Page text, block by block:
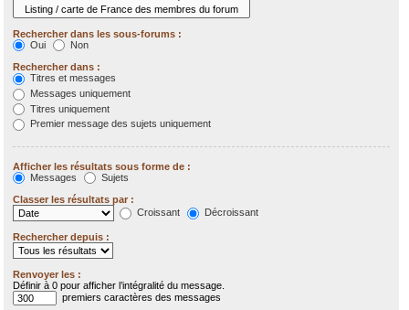
Rechercher dans les sous-forums :
Oui
Non
Rechercher dans :
Titres et messages
Messages uniquement
Titres uniquement
Premier message des sujets uniquement
Afficher les résultats sous forme de :
Messages
Sujets
Classer les résultats par :
Croissant
Décroissant
Rechercher depuis :
Renvoyer les :
Définir à 0 pour afficher l’intégralité du message.
premiers caractères des messages